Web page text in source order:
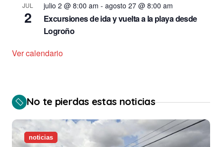
JUL
2
julio 2 @ 8:00 am - agosto 27 @ 8:00 am
Excursiones de ida y vuelta a la playa desde
Logroño
Ver calendario
No te pierdas estas noticias
noticias